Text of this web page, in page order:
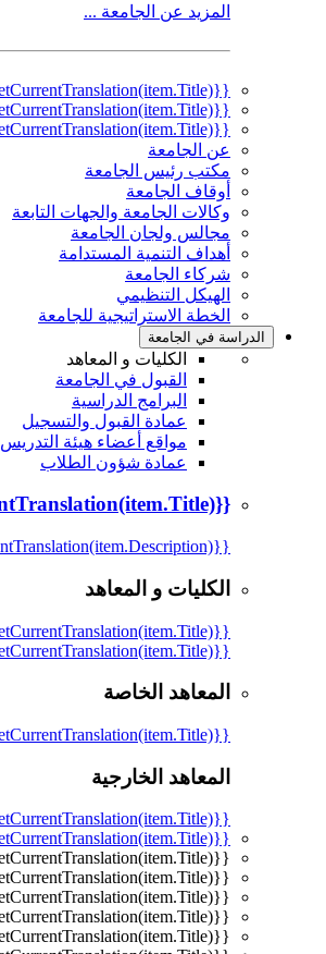
المزيد عن الجامعة ...
{{mmc.getCurrentTranslation(item.Title)}}
{{mmc.getCurrentTranslation(item.Title)}}
{{mmc.getCurrentTranslation(item.Title)}}
عن الجامعة
مكتب رئيس الجامعة
أوقاف الجامعة
وكالات الجامعة والجهات التابعة
مجالس ولجان الجامعة
أهداف التنمية المستدامة
شركاء الجامعة
الهيكل التنظيمي
الخطة الاستراتيجية للجامعة
الدراسة في الجامعة
الكليات و المعاهد
القبول في الجامعة
البرامج الدراسية
عمادة القبول والتسجيل
مواقع أعضاء هيئة التدريس
عمادة شؤون الطلاب
{{mmc.getCurrentTranslation(item.Title)}}
{{mmc.getCurrentTranslation(item.Description)}}
الكليات و المعاهد
{{mmc.getCurrentTranslation(item.Title)}}
{{mmc.getCurrentTranslation(item.Title)}}
المعاهد الخاصة
{{mmc.getCurrentTranslation(item.Title)}}
المعاهد الخارجية
{{mmc.getCurrentTranslation(item.Title)}}
{{mmc.getCurrentTranslation(item.Title)}}
{{mmc.getCurrentTranslation(item.Title)}}
{{mmc.getCurrentTranslation(item.Title)}}
{{mmc.getCurrentTranslation(item.Title)}}
{{mmc.getCurrentTranslation(item.Title)}}
{{mmc.getCurrentTranslation(item.Title)}}